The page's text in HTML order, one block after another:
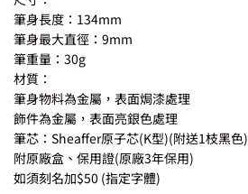
筆身長度：134mm
筆身最大直徑：9mm
筆重量：30g
材質：
筆身物料為金屬，表面焗漆處理
飾件為金屬，表面亮銀色處理
筆芯：Sheaffer原子芯(K型)(附送1枝黑色)
附原廠盒、保用證(原廠3年保用)
如須刻名加$50 (指定字體)